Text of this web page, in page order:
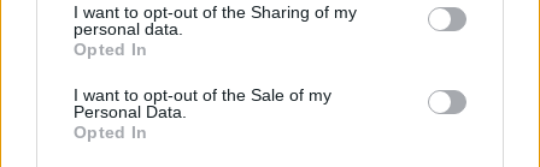
I want to opt-out of the Sharing of my
personal data.
Opted In
I want to opt-out of the Sale of my
Personal Data.
Opted In
09/10/2010